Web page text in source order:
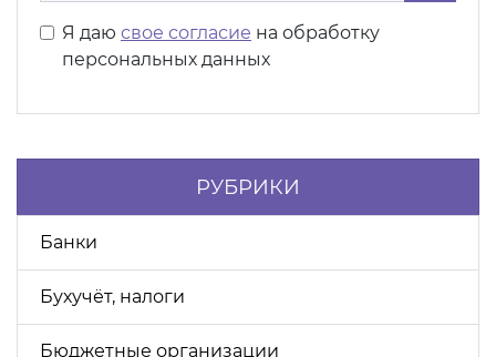
Я даю свое согласие на обработку
персональных данных
РУБРИКИ
Банки
Бухучёт, налоги
Бюджетные организации